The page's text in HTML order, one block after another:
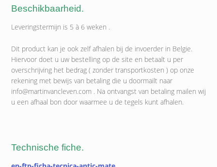
Beschikbaarheid.
Leveringstermijn is 5 à 6 weken .
Dit product kan je ook zelf afhalen bij de invoerder in Belgie.
Hiervoor doet u uw bestelling op de site en betaalt u per
overschrijving het bedrag ( zonder transportkosten ) op onze
rekening met bewijs van betaling die u doormailt naar
info@martinvancleven.com . Na ontvangst van betaling mailen wij
u een afhaal bon door waarmee u de tegels kunt afhalen.
Technische fiche.